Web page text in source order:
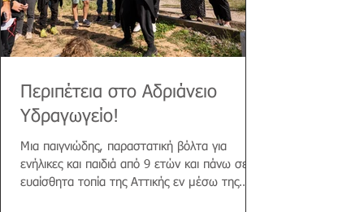
Περιπέτεια στο Αδριάνειο
Υδραγωγείο!
Μια παιγνιώδης, παραστατική βόλτα για
ενήλικες και παιδιά από 9 ετών και πάνω σε
ευαίσθητα τοπία της Αττικής εν μέσω της